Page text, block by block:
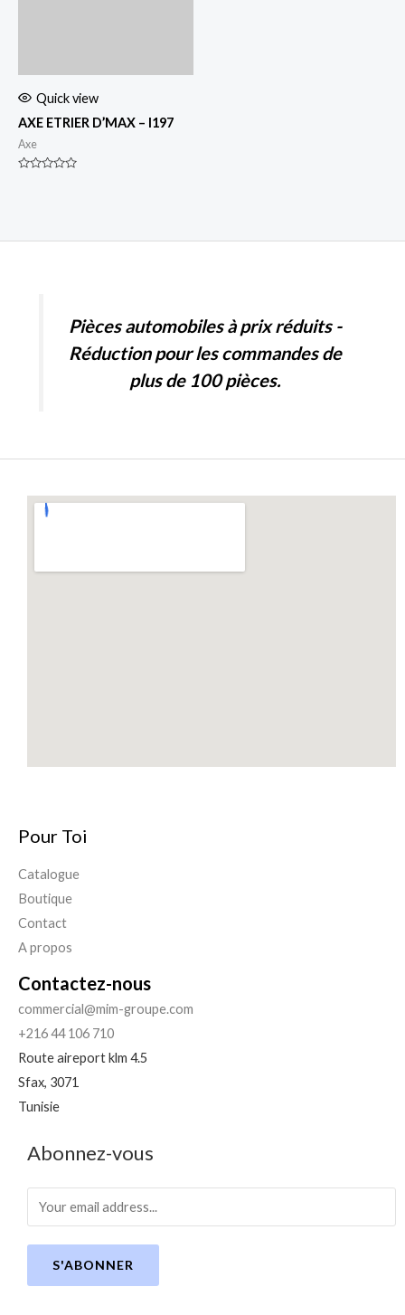
Quick view
AXE ETRIER D’MAX – I197
Axe
Pièces automobiles à prix réduits -
Réduction pour les commandes de
plus de 100 pièces.
Pour Toi
Catalogue
Boutique
Contact
A propos
Contactez-nous
commercial@mim-groupe.com
+216 44 106 710
Route aireport klm 4.5
Sfax, 3071
Tunisie
Abonnez-vous
S'ABONNER